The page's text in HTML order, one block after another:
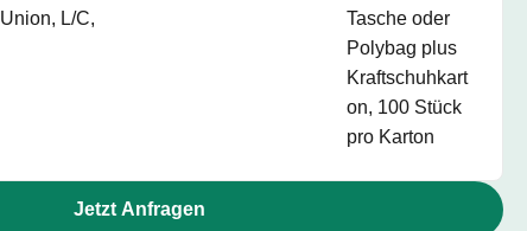
Union, L/C,
Tasche oder
Polybag plus
Kraftschuhkart
on, 100 Stück
pro Karton
Jetzt Anfragen